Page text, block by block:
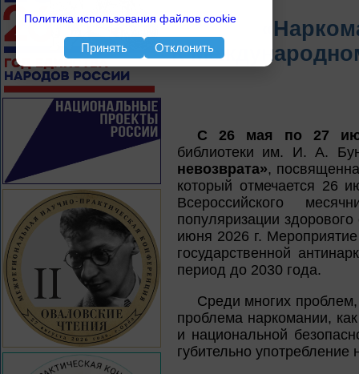
К
С 26 мая по 27
библиотеки им. И. А.
невозврата»,
который отмечается 26
Всероссийского
популяризации
июня 2026 г. Мероприятие
государственной
период до 2030 года.
Среди многих
проблема наркомании,
и национальной
губительно
Политика использования файлов cookie
Принять Отклонить